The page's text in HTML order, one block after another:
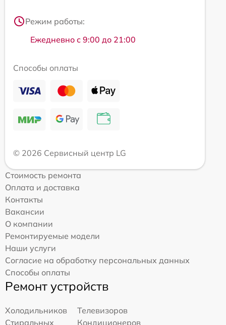
Режим работы:
Ежедневно с 9:00 до 21:00
Способы оплаты
© 2026 Сервисный центр LG
Стоимость ремонта
Оплата и доставка
Контакты
Вакансии
О компании
Ремонтируемые модели
Наши услуги
Согласие на обработку персональных данных
Способы оплаты
Ремонт устройств
Холодильников
Телевизоров
Стиральных
Кондиционеров